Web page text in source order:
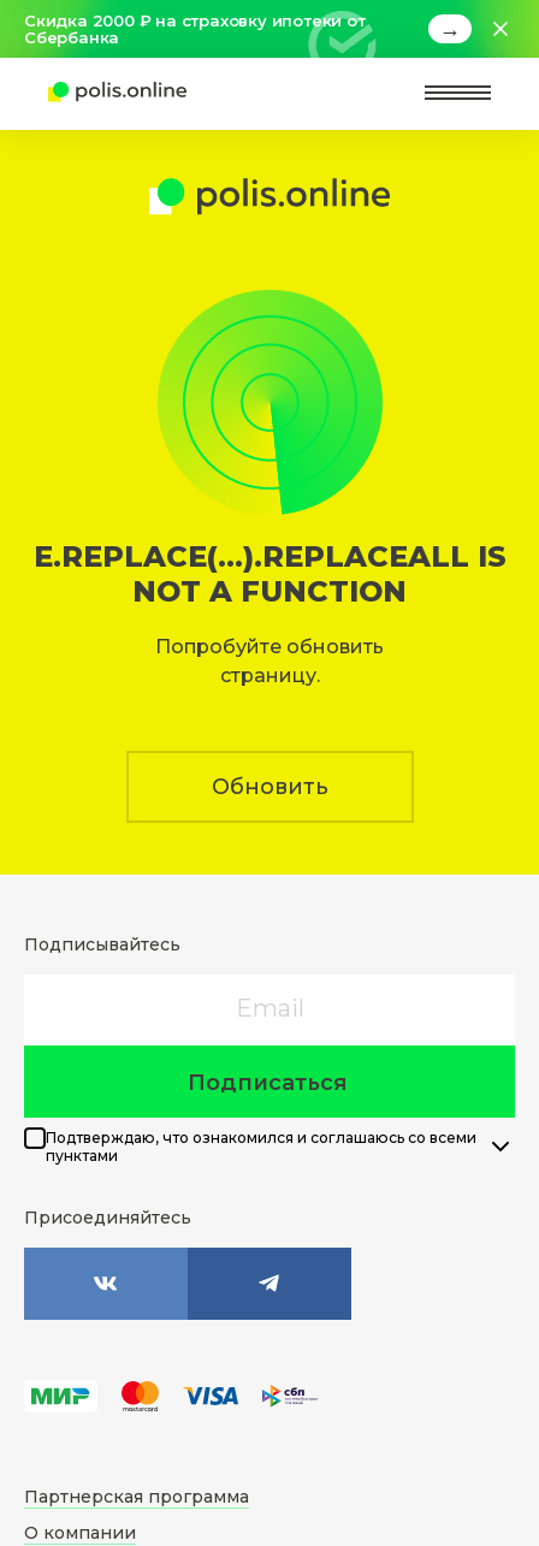
Скидка 2000 ₽ на страховку ипотеки от
Сбербанка
→
E.REPLACE(...).REPLACEALL IS
NOT A FUNCTION
Попробуйте обновить
страницу.
Обновить
Подписывайтесь
Подписаться
Подтверждаю, что ознакомился и соглашаюсь со всеми
пунктами
Присоединяйтесь
Партнерская программа
О компании